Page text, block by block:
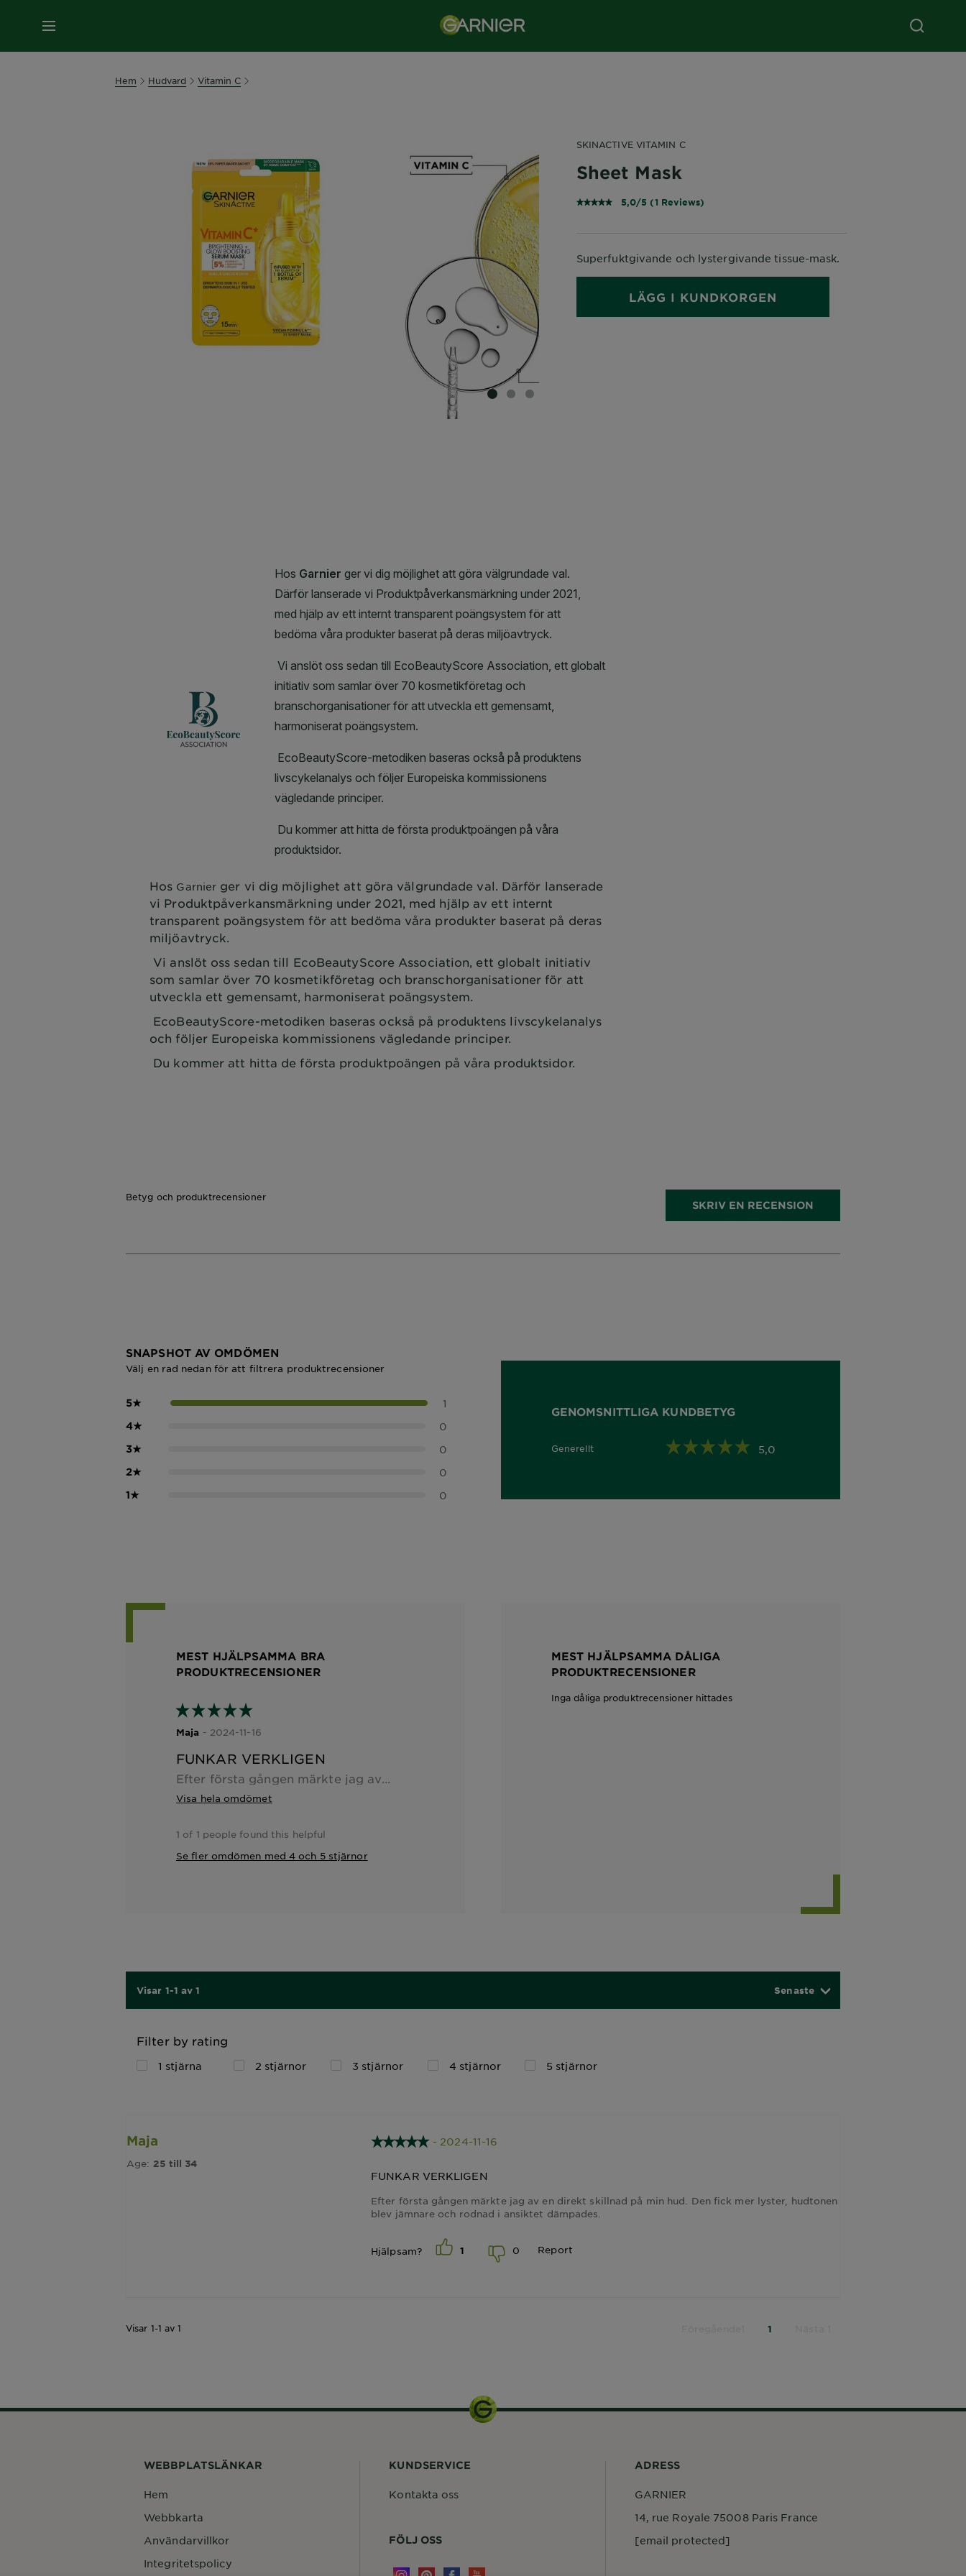
MENY
Hem Hudvard Vitamin C
SLIDE 1
SLIDE 2SLIDE 3
SKINACTIVE VITAMIN C
Sheet Mask
5,0/5 (1 Reviews)
Superfuktgivande och lystergivande tissue-mask.
LÄGG I KUNDKORGEN
Hos Garnier ger vi dig möjlighet att göra välgrundade val. Därför lanserade
vi Produktpåverkansmärkning under 2021, med hjälp av ett internt
transparent poängsystem för att bedöma våra produkter baserat på deras
miljöavtryck.
Vi anslöt oss sedan till EcoBeautyScore Association, ett globalt initiativ
som samlar över 70 kosmetikföretag och branschorganisationer för att
utveckla ett gemensamt, harmoniserat poängsystem.
EcoBeautyScore-metodiken baseras också på produktens livscykelanalys
och följer Europeiska kommissionens vägledande principer.
Du kommer att hitta de första produktpoängen på våra produktsidor.
Betyg och produktrecensioner
SKRIV EN RECENSION
SNAPSHOT AV OMDÖMEN
Välj en rad nedan för att filtrera produktrecensioner
5★ 1
4★ 0
3★ 0
2★ 0
1★ 0
GENOMSNITTLIGA KUNDBETYG
Generellt
5,0 out of 5 stars 5,0
MEST HJÄLPSAMMA BRA
PRODUKTRECENSIONER
Maja - 2024-11-16
FUNKAR VERKLIGEN
Efter första gången märkte jag av en direkt skillnad på min hud. Den fick mer lyster, hudtonen blev jämnare och rodnad i ansiktet dämpades.
Visa hela omdömet
1 of 1 people found this helpful
Se fler omdömen med 4 och 5 stjärnor
MEST HJÄLPSAMMA DÅLIGA
PRODUKTRECENSIONER
Inga dåliga produktrecensioner hittades
Visar 1-1 av 1 Senaste
Filter by rating
1 stjärna 2 stjärnor 3 stjärnor 4 stjärnor 5 stjärnor
Maja
Age: 25 till 34
- 2024-11-16
FUNKAR VERKLIGEN
Efter första gången märkte jag av en direkt skillnad på min hud. Den fick mer lyster, hudtonen
blev jämnare och rodnad i ansiktet dämpades.
Hjälpsam? 1 0 Report
Visar 1-1 av 1 1
WEBBPLATSLÄNKAR
Hem
Webbkarta
Användarvillkor
Integritetspolicy
KUNDSERVICE
Kontakta oss
FÖLJ OSS
ADRESS
GARNIER
14, rue Royale 75008 Paris France
[email protected]